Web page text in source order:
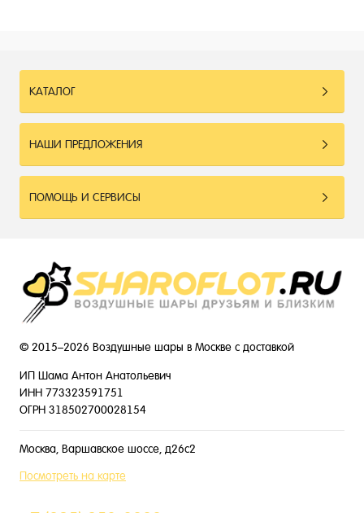
КАТАЛОГ
НАШИ ПРЕДЛОЖЕНИЯ
ПОМОЩЬ И СЕРВИСЫ
© 2015–2026 Воздушные шары в Москве с доставкой
ИП Шама Антон Анатольевич
ИНН 773323591751
ОГРН 318502700028154
Москва, Варшавское шоссе, д26с2
Посмотреть на карте